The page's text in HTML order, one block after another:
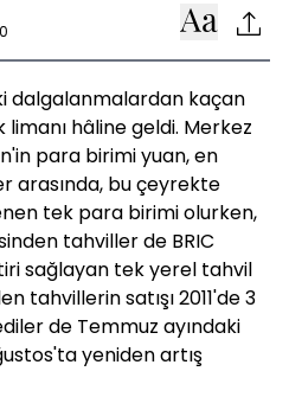
dalgalanmalardan kaçan
limanı hâline geldi. Merkez
para birimi yuan, en
arasında, bu çeyrekte
tek para birimi olurken,
tahviller de BRIC
sağlayan tek yerel tahvil
tahvillerin satışı 2011'de 3
de Temmuz ayındaki
yeniden artış